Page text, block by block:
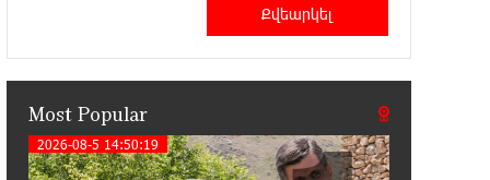
Become a Unibank shareholder and
benefit from an attractive investment
opportunity
21:50:45 9-07-2026
IDBank warns of scam calls
impersonating pension funds
Most Popular
2026-08-5 14:50:19